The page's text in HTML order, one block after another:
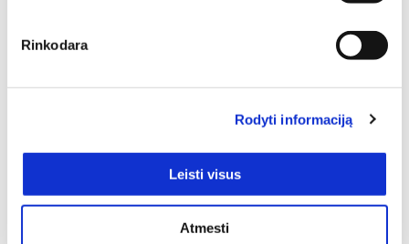
Rinkodara
Rodyti informaciją
Leisti visus
Atmesti